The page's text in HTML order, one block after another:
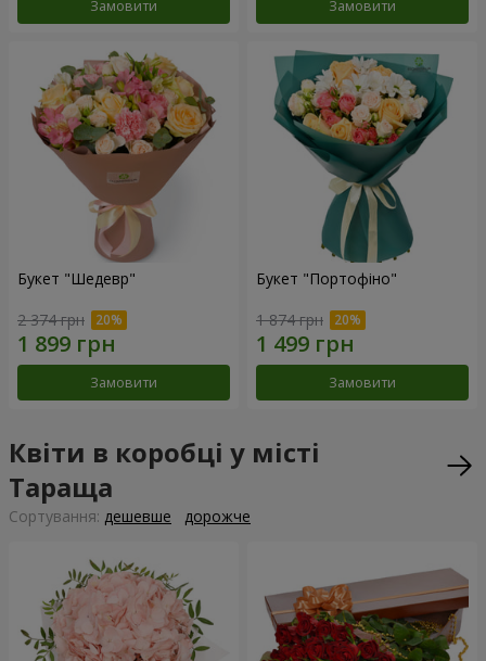
Замовити Замовити
Букет "Шедевр"
2 374 грн
Замовити
Букет "Портофіно"
1 874 грн
Замовити
Квіти в коробці у місті
Тараща
Сортування: дешевше дорожче